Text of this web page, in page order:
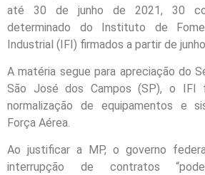
até 30 de junho de 2021, 30
determinado do Instituto de
Industrial (IFI) firmados a partir de
A matéria segue para apreciação do
São José dos Campos (SP), o
normalização de equipamentos e
Força Aérea.
Ao justificar a MP, o governo
interrupção de contratos